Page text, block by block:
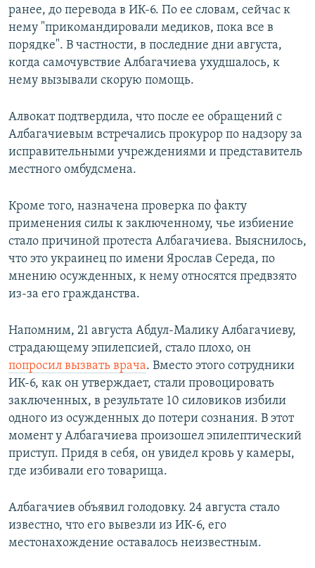
ранее, до перевода в ИК-6. По ее словам, сейчас к
нему "прикомандировали медиков, пока все в
порядке". В частности, в последние дни августа,
когда самочувствие Албагачиева ухудшалось, к
нему вызывали скорую помощь.
Алвокат подтвердила, что после ее обращений с
Албагачиевым встречались прокурор по надзору за
исправительными учреждениями и представитель
местного омбудсмена.
Кроме того, назначена проверка по факту
применения силы к заключенному, чье избиение
стало причиной протеста Албагачиева. Выяснилось,
что это украинец по имени Ярослав Середа, по
мнению осужденных, к нему относятся предвзято
из-за его гражданства.
Напомним, 21 августа Абдул-Малику Албагачиеву,
страдающему эпилепсией, стало плохо, он
попросил вызвать врача. Вместо этого сотрудники
ИК-6, как он утверждает, стали провоцировать
заключенных, в результате 10 силовиков избили
одного из осужденных до потери сознания. В этот
момент у Албагачиева произошел эпилептический
приступ. Придя в себя, он увидел кровь у камеры,
где избивали его товарища.
Албагачиев объявил голодовку. 24 августа стало
известно, что его вывезли из ИК-6, его
местонахождение оставалось неизвестным.